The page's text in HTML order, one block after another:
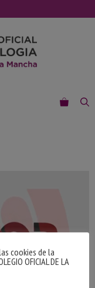
cookies de la
OFICIAL DE LA